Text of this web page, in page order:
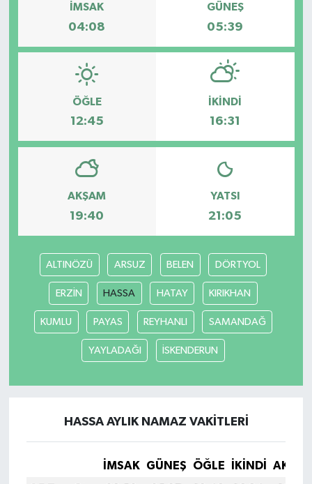
İMSAK
04:08
GÜNEŞ
05:39
ÖĞLE
12:45
İKINDI
16:31
AKŞAM
19:40
YATSI
21:05
ALTINÖZÜ ARSUZ BELEN DÖRTYOL
ERZİN HASSA HATAY KIRIKHAN
KUMLU PAYAS REYHANLI SAMANDAĞ
YAYLADAĞI İSKENDERUN
HASSA AYLIK NAMAZ VAKITLERI
İMSAK GÜNEŞ ÖĞLE İKINDI